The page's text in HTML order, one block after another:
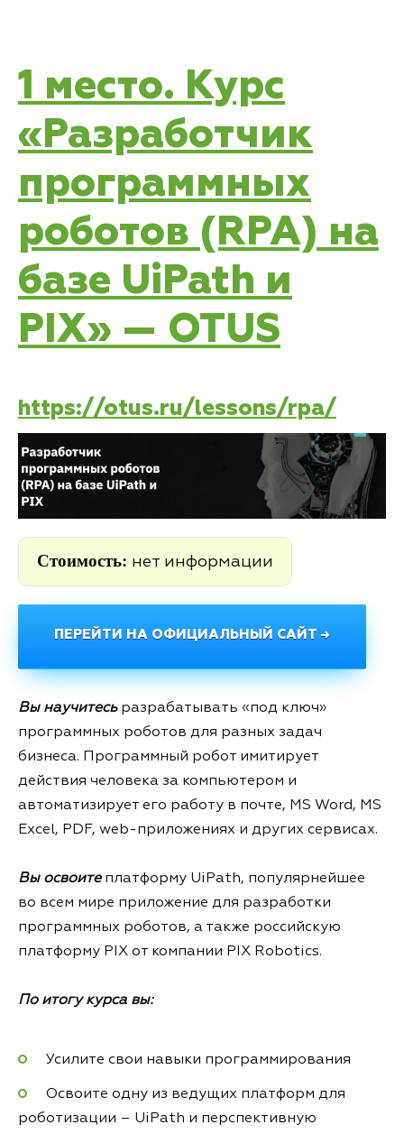
1 место. Курс
«Разработчик
программных
роботов (RPA) на
базе UiPath и
PIX» — OTUS
https://otus.ru/lessons/rpa/
Стоимость: нет информации
ПЕРЕЙТИ НА ОФИЦИАЛЬНЫЙ САЙТ →
Вы научитесьразрабатывать «под ключ»
программных роботов для разных задач
бизнеса. Программный робот имитирует
действия человека за компьютером и
автоматизирует его работу в почте, MS Word, MS
Excel, PDF, web-приложениях и других сервисах.
Вы освоитеплатформу UiPath, популярнейшее
во всем мире приложение для разработки
программных роботов, а также российскую
платформу PIX от компании PIX Robotics.
По итогу курса вы:
Усилите свои навыки программирования
Освоите одну из ведущих платформ для
роботизации – UiPath и перспективную